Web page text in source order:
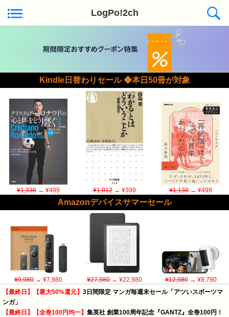
LogPo!2ch
Kindle日替わりセール ◆本日50冊が対象
¥1,336→ ¥499 ¥1,012→ ¥399 ¥1,138→ ¥499
Amazonデバイスサマーセール
¥9,980→ ¥7,980 ¥27,980→ ¥22,980 ¥12,980→ ¥8,790
【最終日】【最大50%還元】 3日間限定 マンガ毎週末セール「アツいスポーツマ
ンガ」
【最終日】【全巻100円均一】 集英社 創業100周年記念『GANTZ』全巻100円！